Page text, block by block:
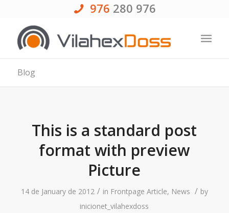
976 280 976
Blog
This is a standard post
format with preview
Picture
14 de January de 2012 / in Frontpage Article, News / by
inicionet_vilahexdoss